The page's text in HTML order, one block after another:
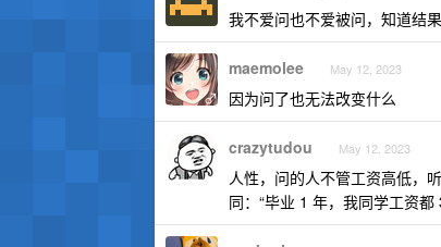
我不爱问也不爱被问，知道结
maemolee May 12, 2023
因为问了也无法改变什么
crazytudou May 12, 2023
人性，问的人不管工资高低，
同：“毕业 1 年，我同学工资